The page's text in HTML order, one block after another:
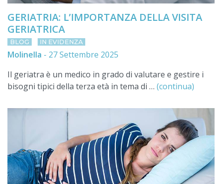
GERIATRIA: L’IMPORTANZA DELLA VISITA
GERIATRICA
BLOG IN EVIDENZA
Molinella - 27 Settembre 2025
Il geriatra è un medico in grado di valutare e gestire i
bisogni tipici della terza età in tema di … (continua)